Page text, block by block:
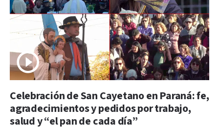
Celebración de San Cayetano en Paraná: fe,
agradecimientos y pedidos por trabajo,
salud y “el pan de cada día”